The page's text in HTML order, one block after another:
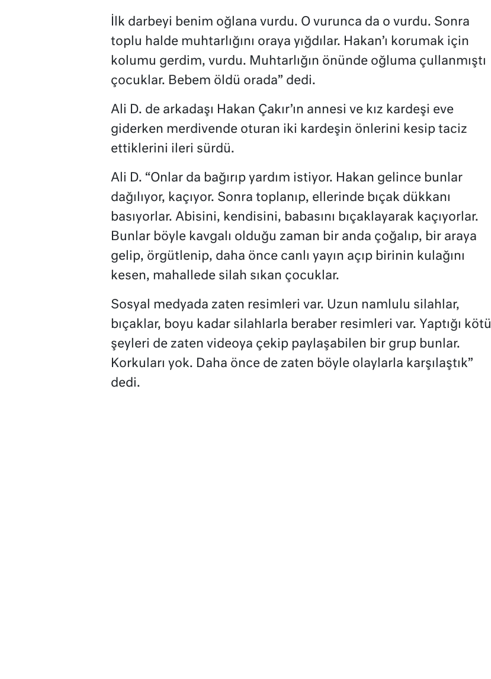
İlk darbeyi benim oğlana vurdu. O vurunca da o vurdu. Sonra
toplu halde muhtarlığını oraya yığdılar. Hakan’ı korumak için
kolumu gerdim, vurdu. Muhtarlığın önünde oğluma çullanmıştı
çocuklar. Bebem öldü orada” dedi.
Ali D. de arkadaşı Hakan Çakır’ın annesi ve kız kardeşi eve
giderken merdivende oturan iki kardeşin önlerini kesip taciz
ettiklerini ileri sürdü.
Ali D. “Onlar da bağırıp yardım istiyor. Hakan gelince bunlar
dağılıyor, kaçıyor. Sonra toplanıp, ellerinde bıçak dükkanı
basıyorlar. Abisini, kendisini, babasını bıçaklayarak kaçıyorlar.
Bunlar böyle kavgalı olduğu zaman bir anda çoğalıp, bir araya
gelip, örgütlenip, daha önce canlı yayın açıp birinin kulağını
kesen, mahallede silah sıkan çocuklar.
Sosyal medyada zaten resimleri var. Uzun namlulu silahlar,
bıçaklar, boyu kadar silahlarla beraber resimleri var. Yaptığı kötü
şeyleri de zaten videoya çekip paylaşabilen bir grup bunlar.
Korkuları yok. Daha önce de zaten böyle olaylarla karşılaştık”
dedi.